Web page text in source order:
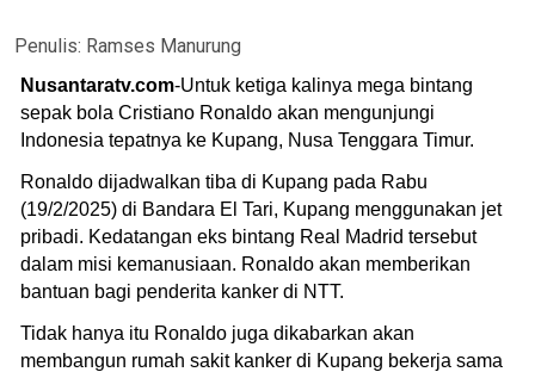
Penulis: Ramses Manurung
Nusantaratv.com-Untuk ketiga kalinya mega bintang
sepak bola Cristiano Ronaldo akan mengunjungi
Indonesia tepatnya ke Kupang, Nusa Tenggara Timur.
Ronaldo dijadwalkan tiba di Kupang pada Rabu
(19/2/2025) di Bandara El Tari, Kupang menggunakan jet
pribadi. Kedatangan eks bintang Real Madrid tersebut
dalam misi kemanusiaan. Ronaldo akan memberikan
bantuan bagi penderita kanker di NTT.
Tidak hanya itu Ronaldo juga dikabarkan akan
membangun rumah sakit kanker di Kupang bekerja sama